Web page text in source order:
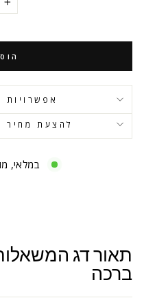
+
להצעת מחיר
במלאי,
תאור דג
ברכה